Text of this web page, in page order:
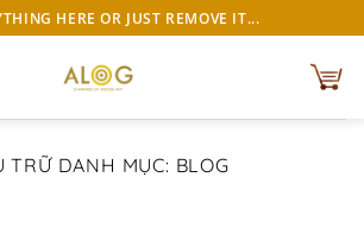
HERE OR JUST REMOVE IT...
TRỮ DANH MỤC: BLOG